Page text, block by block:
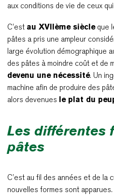
aux conditions de vie de ceux
C’est au XVIIème siècleque
pâtes a pris une ampleur
large évolution démographique
des pâtes à moindre coût et de
devenu une nécessité. Un
machine afin de produire des
alors devenues le plat du
Les différentes
pâtes
C’est au fil des années et de la
nouvelles formes sont